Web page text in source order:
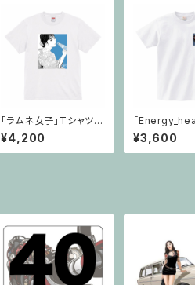
「ラムネ女子」Tシャツ・
ホワイト
¥4,200
「
イト EH&40
¥3,600